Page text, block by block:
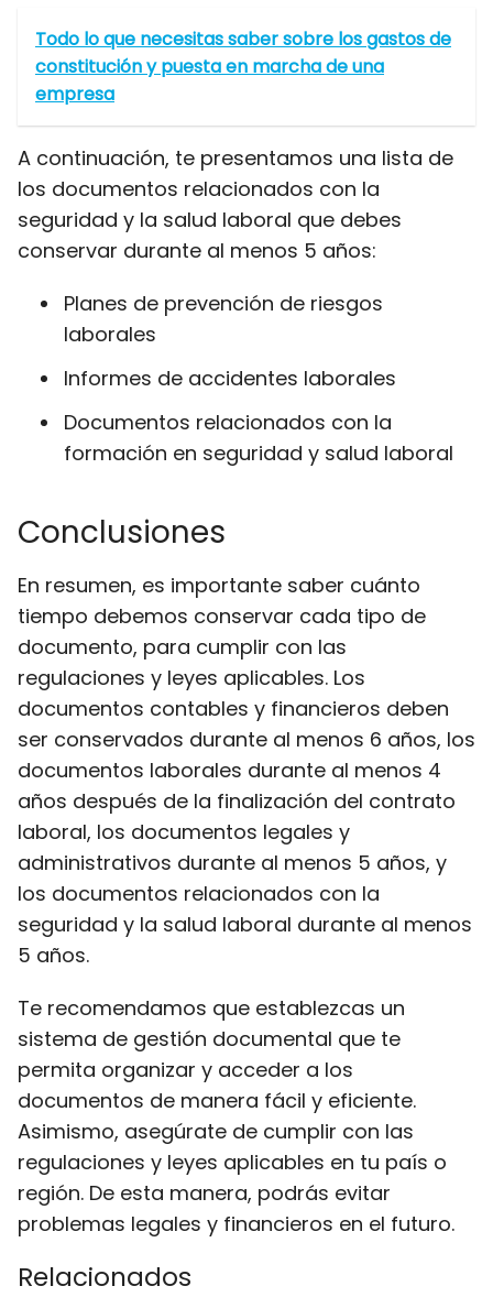
Todo lo que necesitas saber sobre los gastos de
constitución y puesta en marcha de una
empresa
A continuación, te presentamos una lista de
los documentos relacionados con la
seguridad y la salud laboral que debes
conservar durante al menos 5 años:
Planes de prevención de riesgos
laborales
Informes de accidentes laborales
Documentos relacionados con la
formación en seguridad y salud laboral
Conclusiones
En resumen, es importante saber cuánto
tiempo debemos conservar cada tipo de
documento, para cumplir con las
regulaciones y leyes aplicables. Los
documentos contables y financieros deben
ser conservados durante al menos 6 años, los
documentos laborales durante al menos 4
años después de la finalización del contrato
laboral, los documentos legales y
administrativos durante al menos 5 años, y
los documentos relacionados con la
seguridad y la salud laboral durante al menos
5 años.
Te recomendamos que establezcas un
sistema de gestión documental que te
permita organizar y acceder a los
documentos de manera fácil y eficiente.
Asimismo, asegúrate de cumplir con las
regulaciones y leyes aplicables en tu país o
región. De esta manera, podrás evitar
problemas legales y financieros en el futuro.
Relacionados